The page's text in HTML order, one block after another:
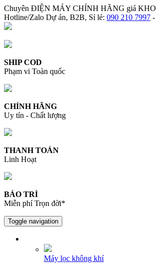
Chuyên ĐIỆN MÁY CHÍNH HÃNG giá KHO
Hotline/Zalo Dự án, B2B, Sỉ lẻ: 090 210 7997 -
SHIP COD
Phạm vi Toàn quốc
CHÍNH HÃNG
Uy tín - Chất lượng
THANH TOÁN
Linh Hoạt
BẢO TRÌ
Miễn phí Trọn đời*
Toggle navigation
Máy lọc không khí